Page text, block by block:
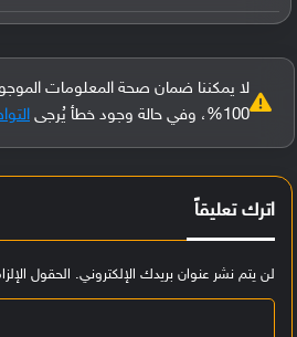
لا يمكننا ضمان صحة المعلومات
100%، وفي حالة وجود خطأ يُرجى
اترك تعليقاً
لن يتم نشر عنوان بريدك الإلكتروني. الحقول